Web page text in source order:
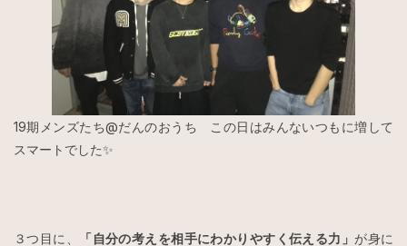
19期メンズたち@だんのおうち この日はみんないつもに増して
スマートでした✨
３つ目に、 「自分の考えを相手にわかりやすく伝える力」 が身に